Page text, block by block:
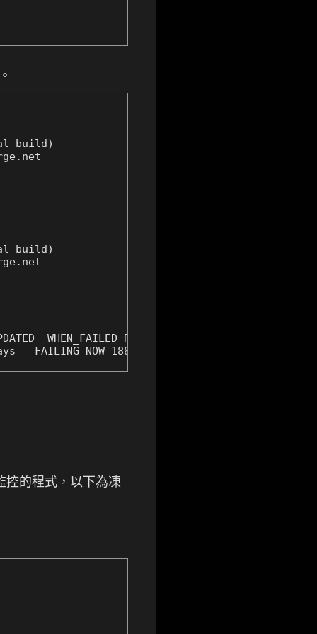
build)
build)
WHEN_FAILED RAW_VALUE
1887
控的程式，以下為凍